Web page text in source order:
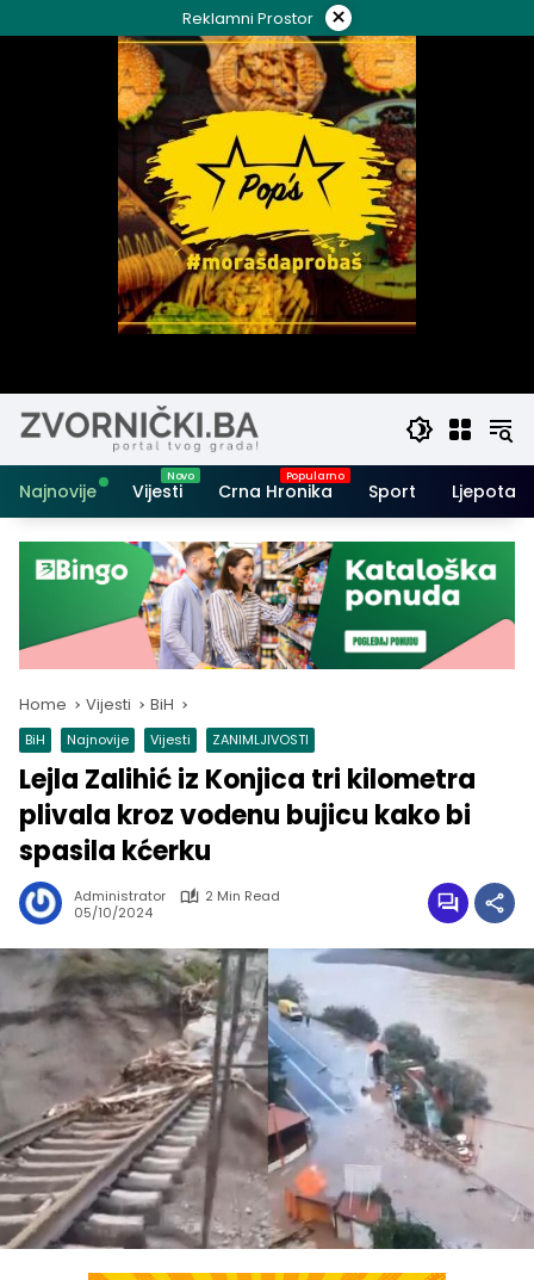
to
Reklamni Prostor ×
Najnovije Vijesti Crna Hronika Sport Ljepota i
Home Vijesti BiH
BiH Najnovije Vijesti ZANIMLJIVOSTI
Lejla Zalihić iz Konjica tri kilometra
plivala kroz vodenu bujicu kako bi
spasila kćerku
Administrator
2 Min Read
05/10/2024